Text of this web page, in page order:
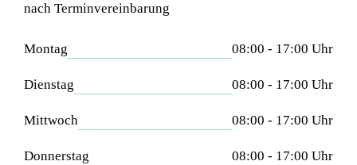
nach Terminvereinbarung
Montag 08:00 - 17:00 Uhr
Dienstag 08:00 - 17:00 Uhr
Mittwoch 08:00 - 17:00 Uhr
Donnerstag 08:00 - 17:00 Uhr